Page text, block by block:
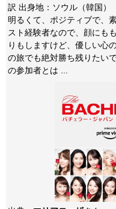
訳 出身地：ソウル（韓国）
明るくて、ポジティブで、
スト経験者なので、顔にも
りもしますけど、優しい心
の旅でも絶対勝ち残りたい
の参加者とは ...